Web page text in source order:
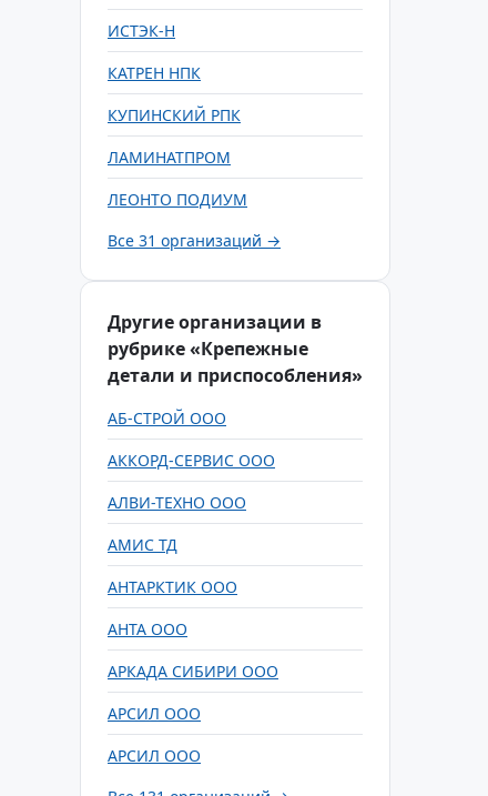
ИСТЭК-Н
КАТРЕН НПК
КУПИНСКИЙ РПК
ЛАМИНАТПРОМ
ЛЕОНТО ПОДИУМ
Все 31 организаций →
Другие организации в
рубрике «Крепежные
детали и приспособления»
АБ-СТРОЙ ООО
АККОРД-СЕРВИС ООО
АЛВИ-ТЕХНО ООО
АМИС ТД
АНТАРКТИК ООО
АНТА ООО
АРКАДА СИБИРИ ООО
АРСИЛ ООО
АРСИЛ ООО